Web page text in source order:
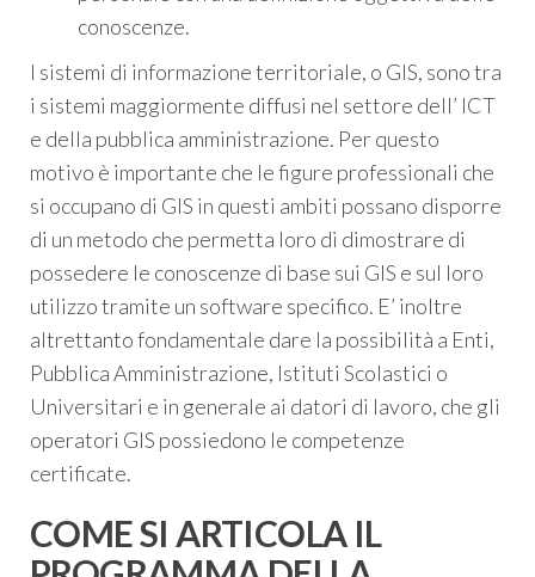
conoscenze.
I sistemi di informazione territoriale, o GIS, sono tra
i sistemi maggiormente diffusi nel settore dell’ ICT
e della pubblica amministrazione. Per questo
motivo è importante che le figure professionali che
si occupano di GIS in questi ambiti possano disporre
di un metodo che permetta loro di dimostrare di
possedere le conoscenze di base sui GIS e sul loro
utilizzo tramite un software specifico. E’ inoltre
altrettanto fondamentale dare la possibilità a Enti,
Pubblica Amministrazione, Istituti Scolastici o
Universitari e in generale ai datori di lavoro, che gli
operatori GIS possiedono le competenze
certificate.
COME SI ARTICOLA IL